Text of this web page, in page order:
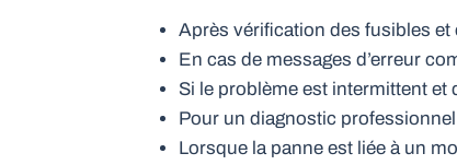
Après vérification des fusibles
En cas de messages d’erreur
Si le problème est intermittent et
Pour un diagnostic
Lorsque la panne est liée à un